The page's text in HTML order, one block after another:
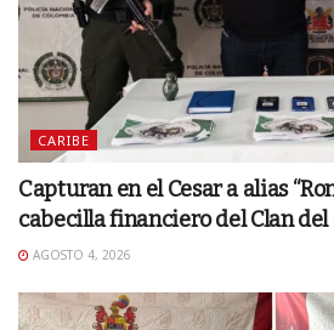
CARIBE
Capturan en el Cesar a alias
cabecilla financiero del Clan del
AGOSTO 4, 2026